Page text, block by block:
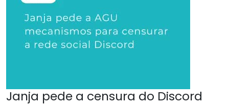
Janja pede a censura do Discord